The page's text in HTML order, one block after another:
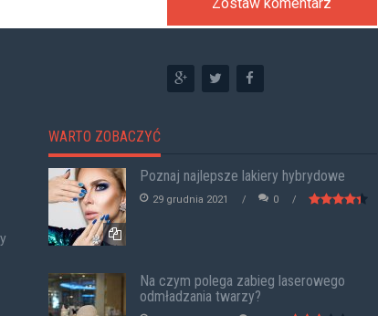
WARTO ZOBACZYĆ
Poznaj najlepsze lakiery hybrydowe
29 grudnia 2021 0
Na czym polega zabieg laserowego
odmładzania twarzy?